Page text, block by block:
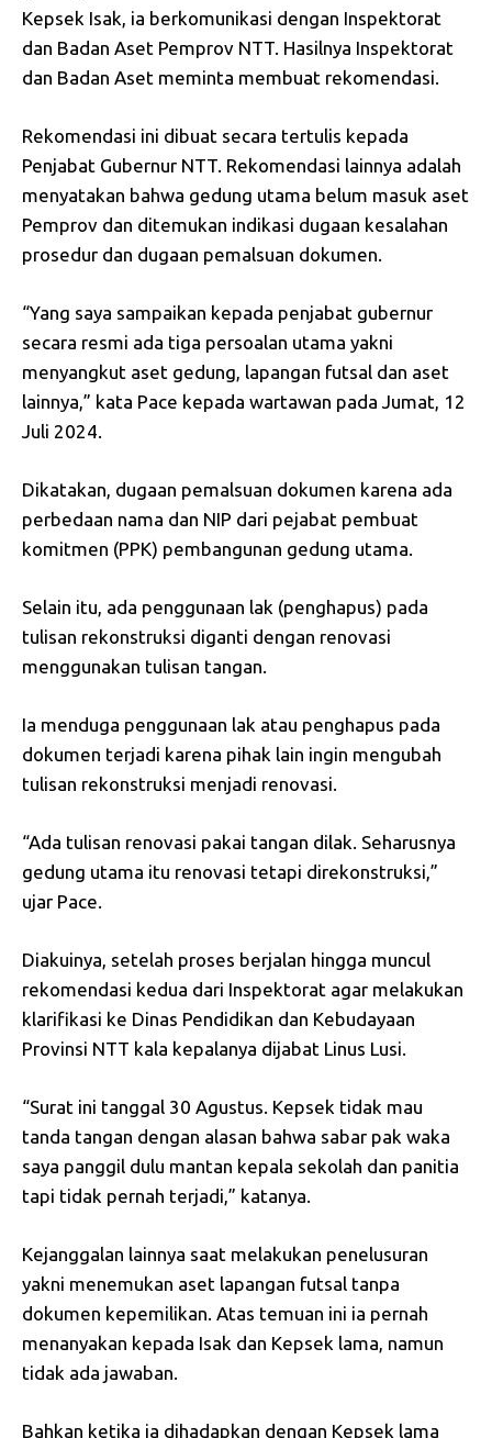
Kepsek Isak, ia berkomunikasi dengan Inspektorat
dan Badan Aset Pemprov NTT. Hasilnya Inspektorat
dan Badan Aset meminta membuat rekomendasi.
Rekomendasi ini dibuat secara tertulis kepada
Penjabat Gubernur NTT. Rekomendasi lainnya adalah
menyatakan bahwa gedung utama belum masuk aset
Pemprov dan ditemukan indikasi dugaan kesalahan
prosedur dan dugaan pemalsuan dokumen.
“Yang saya sampaikan kepada penjabat gubernur
secara resmi ada tiga persoalan utama yakni
menyangkut aset gedung, lapangan futsal dan aset
lainnya,” kata Pace kepada wartawan pada Jumat, 12
Juli 2024.
Dikatakan, dugaan pemalsuan dokumen karena ada
perbedaan nama dan NIP dari pejabat pembuat
komitmen (PPK) pembangunan gedung utama.
Selain itu, ada penggunaan lak (penghapus) pada
tulisan rekonstruksi diganti dengan renovasi
menggunakan tulisan tangan.
Ia menduga penggunaan lak atau penghapus pada
dokumen terjadi karena pihak lain ingin mengubah
tulisan rekonstruksi menjadi renovasi.
“Ada tulisan renovasi pakai tangan dilak. Seharusnya
gedung utama itu renovasi tetapi direkonstruksi,”
ujar Pace.
Diakuinya, setelah proses berjalan hingga muncul
rekomendasi kedua dari Inspektorat agar melakukan
klarifikasi ke Dinas Pendidikan dan Kebudayaan
Provinsi NTT kala kepalanya dijabat Linus Lusi.
“Surat ini tanggal 30 Agustus. Kepsek tidak mau
tanda tangan dengan alasan bahwa sabar pak waka
saya panggil dulu mantan kepala sekolah dan panitia
tapi tidak pernah terjadi,” katanya.
Kejanggalan lainnya saat melakukan penelusuran
yakni menemukan aset lapangan futsal tanpa
dokumen kepemilikan. Atas temuan ini ia pernah
menanyakan kepada Isak dan Kepsek lama, namun
tidak ada jawaban.
Bahkan ketika ia dihadapkan dengan Kepsek lama